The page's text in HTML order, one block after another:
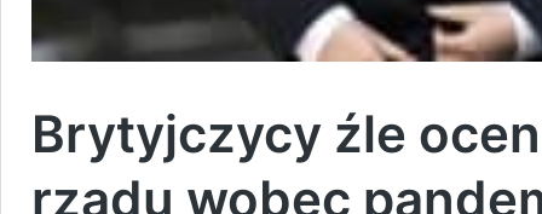
Brytyjczycy źle
rządu wobec